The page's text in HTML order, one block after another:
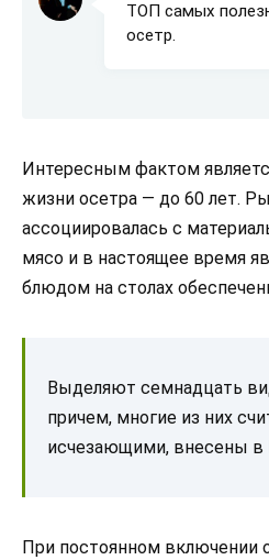
ТОП самых
осетр.
Интересным фактом
жизни осетра — до 60 лет.
ассоциировалась с
мясо и в настоящее время
блюдом на столах
Выделяют семнадцать
причем, многие из них
исчезающими, внесены в
При постоянном включении